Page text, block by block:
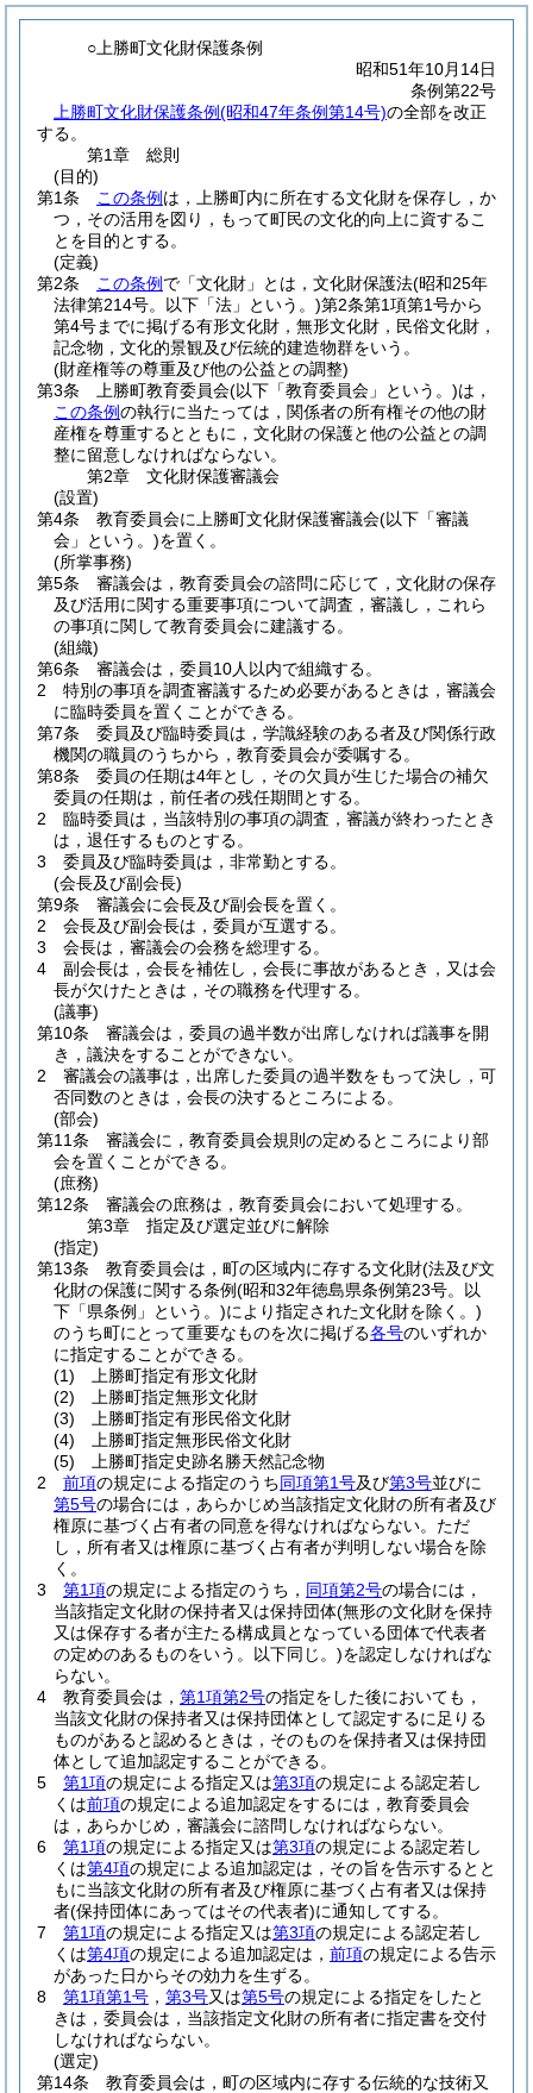
○上勝町文化財保護条例
昭和51年10月14日
条例第22号
上勝町文化財保護条例(昭和47年条例第14号)の全部を改正
する。
第1章
総則
(目的)
第1条
この条例 は，上勝町内に所在する文化財を保存し，か
つ，その活用を図り，もって町民の文化的向上に資するこ
とを目的とする。
(定義)
第2条
この条例 で「文化財」とは，文化財保護法(昭和25年
法律第214号。以下「法」という。)第2条第1項第1号から
第4号までに掲げる有形文化財，無形文化財，民俗文化財，
記念物，文化的景観及び伝統的建造物群をいう。
(財産権等の尊重及び他の公益との調整)
第3条
上勝町教育委員会(以下「教育委員会」という。)は，
この条例の執行に当たっては，関係者の所有権その他の財
産権を尊重するとともに，文化財の保護と他の公益との調
整に留意しなければならない。
第2章
文化財保護審議会
(設置)
第4条
教育委員会に上勝町文化財保護審議会(以下「審議
会」という。)を置く。
(所掌事務)
第5条
審議会は，教育委員会の諮問に応じて，文化財の保存
及び活用に関する重要事項について調査，審議し，これら
の事項に関して教育委員会に建議する。
(組織)
第6条
審議会は，委員10人以内で組織する。
2
特別の事項を調査審議するため必要があるときは，審議会
に臨時委員を置くことができる。
第7条
委員及び臨時委員は，学識経験のある者及び関係行政
機関の職員のうちから，教育委員会が委嘱する。
第8条
委員の任期は4年とし，その欠員が生じた場合の補欠
委員の任期は，前任者の残任期間とする。
2
臨時委員は，当該特別の事項の調査，審議が終わったとき
は，退任するものとする。
3
委員及び臨時委員は，非常勤とする。
(会長及び副会長)
第9条
審議会に会長及び副会長を置く。
2
会長及び副会長は，委員が互選する。
3
会長は，審議会の会務を総理する。
4
副会長は，会長を補佐し，会長に事故があるとき，又は会
長が欠けたときは，その職務を代理する。
(議事)
第10条
審議会は，委員の過半数が出席しなければ議事を開
き，議決をすることができない。
2
審議会の議事は，出席した委員の過半数をもって決し，可
否同数のときは，会長の決するところによる。
(部会)
第11条
審議会に，教育委員会規則の定めるところにより部
会を置くことができる。
(庶務)
第12条
審議会の庶務は，教育委員会において処理する。
第3章
指定及び選定並びに解除
(指定)
第13条
教育委員会は，町の区域内に存する文化財(法及び文
化財の保護に関する条例(昭和32年徳島県条例第23号。以
下「県条例」という。)により指定された文化財を除く。)
のうち町にとって重要なものを次に掲げる各号のいずれか
に指定することができる。
(1)
上勝町指定有形文化財
(2)
上勝町指定無形文化財
(3)
上勝町指定有形民俗文化財
(4)
上勝町指定無形民俗文化財
(5)
上勝町指定史跡名勝天然記念物
2
前項の規定による指定のうち同項第1号及び第3号並びに
第5号の場合には，あらかじめ当該指定文化財の所有者及び
権原に基づく占有者の同意を得なければならない。 ただ
し，所有者又は権原に基づく占有者が判明しない場合を除
く。
3
第1項の規定による指定のうち， 同項第2号の場合には，
当該指定文化財の保持者又は保持団体(無形の文化財を保持
又は保存する者が主たる構成員となっている団体で代表者
の定めのあるものをいう。以下同じ。)を認定しなければな
らない。
4
教育委員会は， 第1項第2号の指定をした後においても，
当該文化財の保持者又は保持団体として認定するに足りる
ものがあると認めるときは，そのものを保持者又は保持団
体として追加認定することができる。
5
第1項の規定による指定又は第3項の規定による認定若し
くは前項の規定による追加認定をするには，教育委員会
は，あらかじめ，審議会に諮問しなければならない。
6
第1項の規定による指定又は第3項の規定による認定若し
くは第4項の規定による追加認定は，その旨を告示するとと
もに当該文化財の所有者及び権原に基づく占有者又は保持
者(保持団体にあってはその代表者)に通知してする。
7
第1項の規定による指定又は第3項の規定による認定若し
くは第4項の規定による追加認定は， 前項の規定による告示
があった日からその効力を生ずる。
8
第1項第1号 ， 第3号又は第5号の規定による指定をしたと
きは，委員会は，当該指定文化財の所有者に指定書を交付
しなければならない。
(選定)
第14条
教育委員会は，町の区域内に存する伝統的な技術又